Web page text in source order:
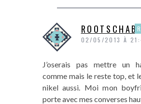
02/05/2013 À
J’oserais pas mettre un
comme mais le reste top, et
nikel aussi. Moi mon
porte avec mes converses